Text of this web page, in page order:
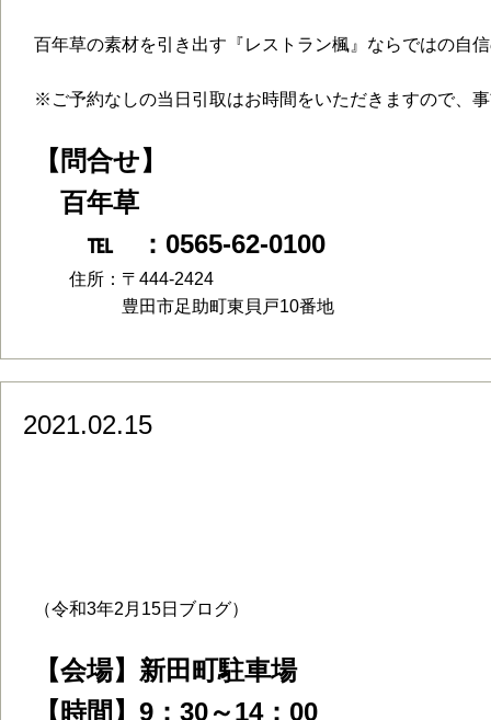
百年草の素材を引き出す『レストラン楓』ならではの自
※ご予約なしの当日引取はお時間をいただきますので、
【問合せ】
百年草
℡ ：0565-62-0100
住所：〒444-2424
豊田市足助町東貝戸10番地
2021.02.15
（令和3年2月15日ブログ）
【会場】新田町駐車場
【時間】9：30～14：00